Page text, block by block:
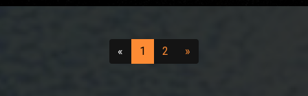
«Precedente
1 (attuale)
2 (vai a pagina 2)
»Successivo